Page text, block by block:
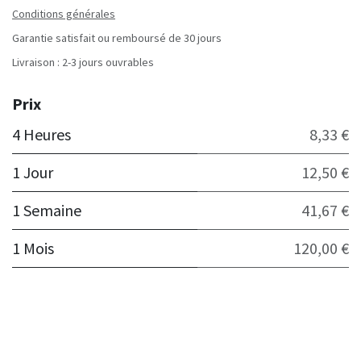
Conditions générales
Garantie satisfait ou remboursé de 30 jours
Livraison : 2-3 jours ouvrables
Prix
4 Heures
8,33 €
1 Jour
12,50 €
1 Semaine
41,67 €
1 Mois
120,00 €